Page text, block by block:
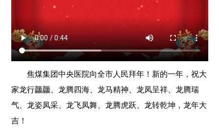
焦煤集团中央医院向全市人民拜年！新的一年，祝大
家龙行龘龘、龙腾四海、龙马精神、龙凤呈祥、龙腾瑞
气、龙姿凤采、龙飞凤舞、龙腾虎跃、龙转乾坤，龙年大
吉！